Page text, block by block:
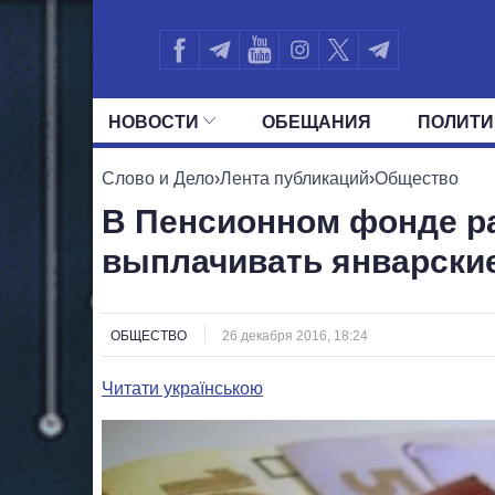
НОВОСТИ ОБЕЩАНИЯ
ВСЕ ПОЛИТИКИ ПРЕЗИДЕНТ И
Слово и Дело›Лента публикаций›Общество
В Пенсионном фонде
выплачивать
ОБЩЕСТВО 26 декабря 2016, 18:24
Читати українською